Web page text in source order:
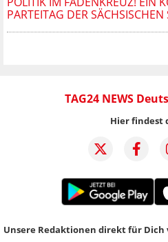
PARTEITAG DER SÄCHSISCHEN
TAG24 NEWS
Hier findest
Unsere Redaktionen direkt für Dich